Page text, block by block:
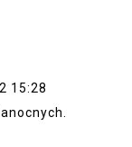
15:28